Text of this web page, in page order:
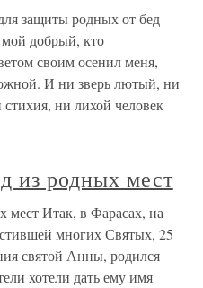
защиты родных от бед
добрый, кто
своим осенил меня,
И ни зверь лютый, ни
ни лихой человек
из родных мест
мест Итак, в Фарасах, на
многих Святых, 25
святой Анны, родился
хотели дать ему имя